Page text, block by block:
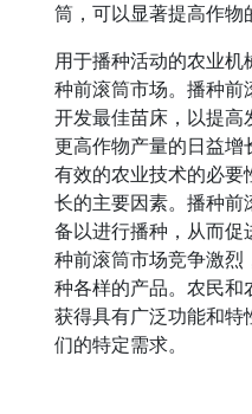
筒，可以显著提高作物
用于播种活动的农业
种前滚筒市场。播种前
开发最佳苗床，以提高
更高作物产量的日益增
有效的农业技术的必要
长的主要因素。播种前
备以进行播种，从而促
种前滚筒市场竞争激烈
种各样的产品。农民和
获得具有广泛功能和特
们的特定需求。